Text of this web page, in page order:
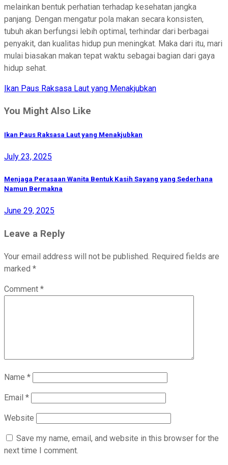
melainkan bentuk perhatian terhadap kesehatan jangka
panjang. Dengan mengatur pola makan secara konsisten,
tubuh akan berfungsi lebih optimal, terhindar dari berbagai
penyakit, dan kualitas hidup pun meningkat. Maka dari itu, mari
mulai biasakan makan tepat waktu sebagai bagian dari gaya
hidup sehat.
Post
navigation
Ikan Paus Raksasa Laut yang Menakjubkan
You Might Also Like
Ikan Paus Raksasa Laut yang Menakjubkan
July 23, 2025
Menjaga Perasaan Wanita Bentuk Kasih Sayang yang Sederhana
Namun Bermakna
June 29, 2025
Leave a Reply
Your email address will not be published. Required fields are
marked *
Comment *
Name *
Email *
Website
Save my name, email, and website in this browser for the
next time I comment.